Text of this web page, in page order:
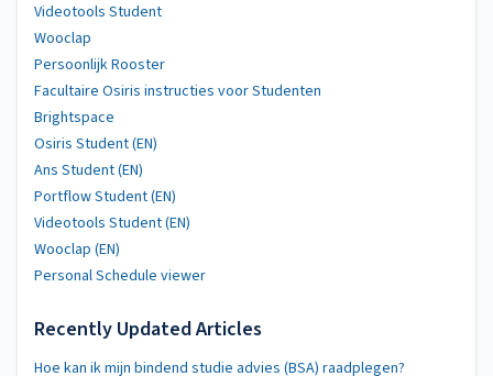
Videotools Student
Wooclap
Persoonlijk Rooster
Facultaire Osiris instructies voor Studenten
Brightspace
Osiris Student (EN)
Ans Student (EN)
Portflow Student (EN)
Videotools Student (EN)
Wooclap (EN)
Personal Schedule viewer
Recently Updated Articles
Hoe kan ik mijn bindend studie advies (BSA) raadplegen?